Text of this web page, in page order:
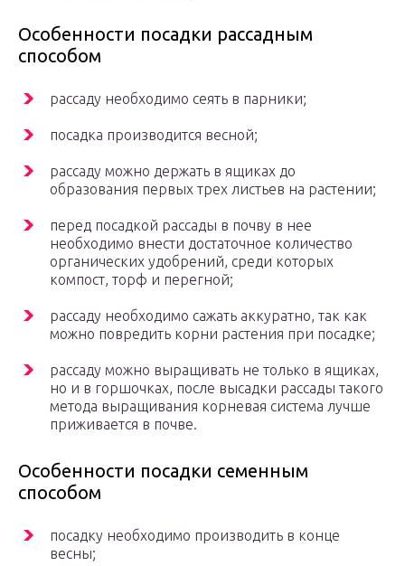
Особенности посадки рассадным
способом
рассаду необходимо сеять в парники;
посадка производится весной;
рассаду можно держать в ящиках до
образования первых трех листьев на растении;
перед посадкой рассады в почву в нее
необходимо внести достаточное количество
органических удобрений, среди которых
компост, торф и перегной;
рассаду необходимо сажать аккуратно, так как
можно повредить корни растения при посадке;
рассаду можно выращивать не только в ящиках,
но и в горшочках, после высадки рассады такого
метода выращивания корневая система лучше
приживается в почве.
Особенности посадки семенным
способом
посадку необходимо производить в конце
весны;